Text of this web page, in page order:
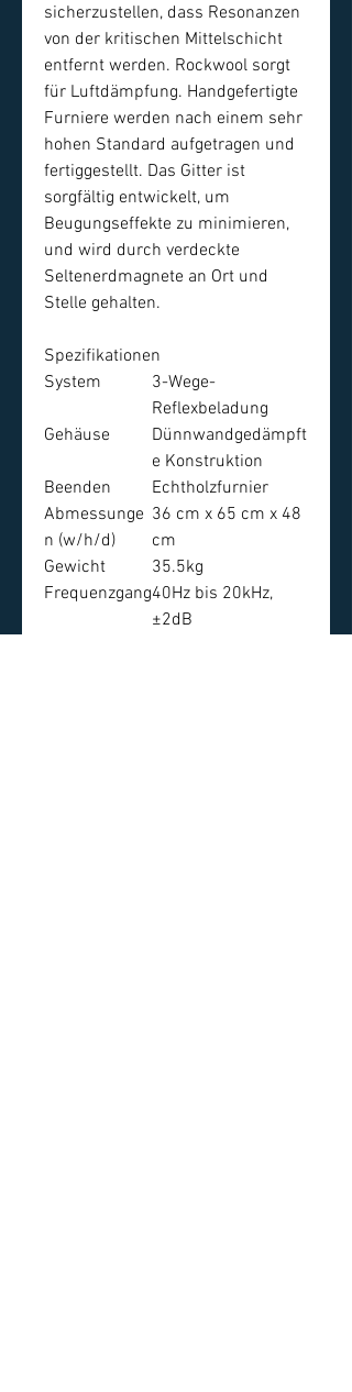
sicherzustellen, dass Resonanzen
von der kritischen Mittelschicht
entfernt werden. Rockwool sorgt
für Luftdämpfung. Handgefertigte
Furniere werden nach einem sehr
hohen Standard aufgetragen und
fertiggestellt. Das Gitter ist
sorgfältig entwickelt, um
Beugungseffekte zu minimieren,
und wird durch verdeckte
Seltenerdmagnete an Ort und
Stelle gehalten.
Spezifikationen
System
3-Wege-
Reflexbeladung
Gehäuse
Dünnwandgedämpft
e Konstruktion
Beenden
Echtholzfurnier
Abmessunge
n (w/h/d)
36 cm x 65 cm x 48
cm
Gewicht
35.5kg
Frequenzgang40Hz bis 20kHz,
±2dB